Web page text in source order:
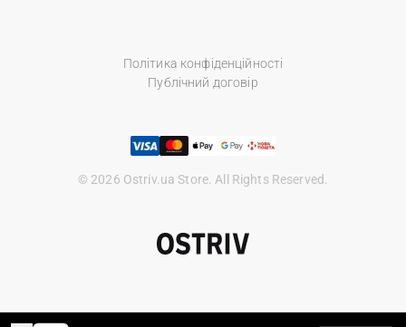
Політика конфіденційності
Публічний договір
© 2026 Ostriv.ua Store. All Rights Reserved.